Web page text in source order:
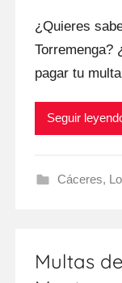
¿Quieres
Torremenga?
pagar tu
Seguir
Cáceres,
Multas